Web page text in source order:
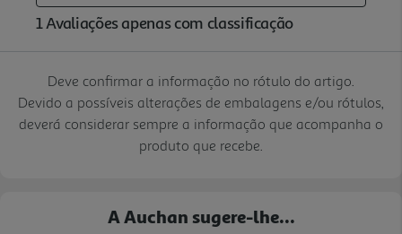
Deve confirmar a informação no rótulo do artigo.
Devido a possíveis alterações de embalagens e/ou rótulos,
deverá considerar sempre a informação que acompanha o
produto que recebe.
A Auchan sugere-lhe...